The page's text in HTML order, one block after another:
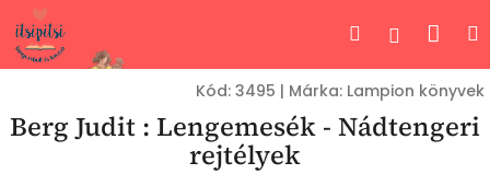
Ugrás
fő
tartalomhoz
Keresés
Kód: 3495 | Márka: Lampion könyvek
Berg Judit : Lengemesék - Nádtengeri
rejtélyek